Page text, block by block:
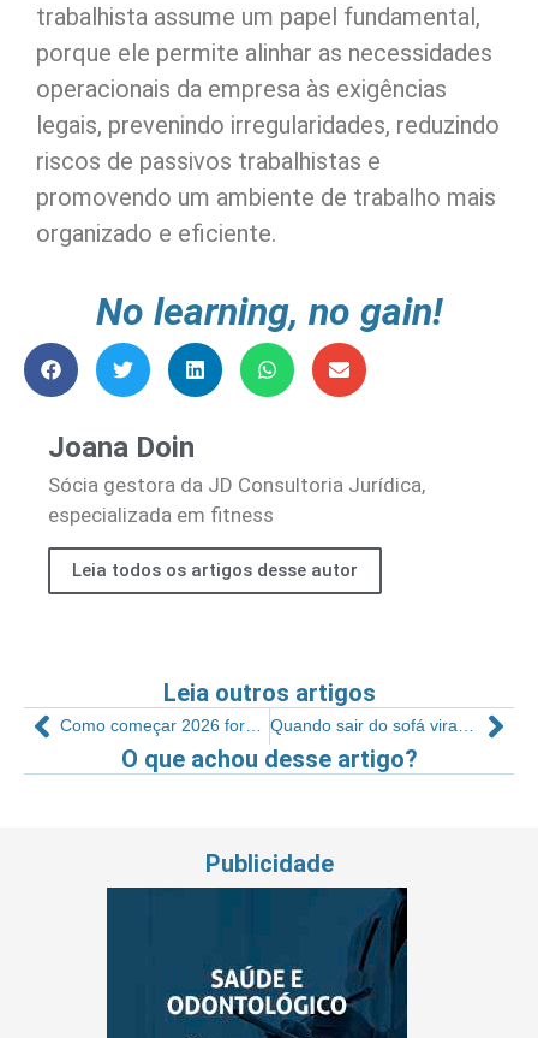
trabalhista assume um papel fundamental,
porque ele permite alinhar as necessidades
operacionais da empresa às exigências
legais, prevenindo irregularidades, reduzindo
riscos de passivos trabalhistas e
promovendo um ambiente de trabalho mais
organizado e eficiente.
No learning, no gain!
Joana Doin
Sócia gestora da JD Consultoria Jurídica,
especializada em fitness
Leia todos os artigos desse autor
Leia outros artigos
O que achou desse artigo?
Publicidade